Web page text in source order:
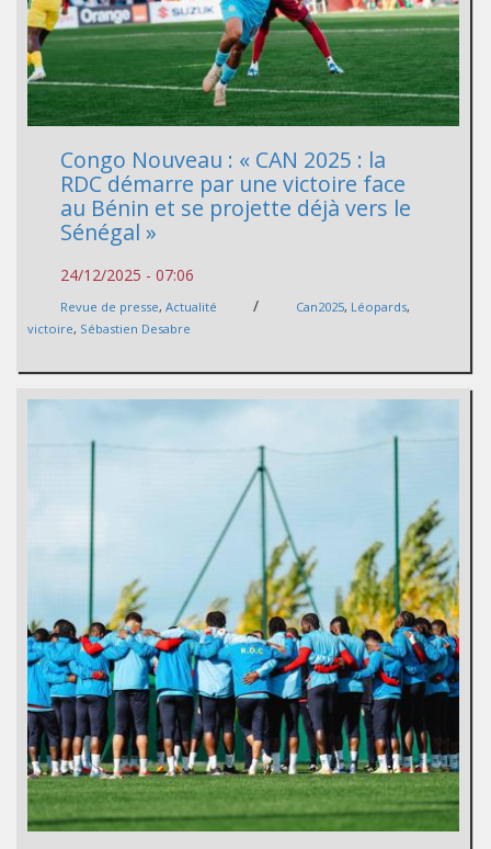
Congo Nouveau : « CAN 2025 : la
RDC démarre par une victoire face
au Bénin et se projette déjà vers le
Sénégal »
24/12/2025 - 07:06
Revue de presse, Actualité / Can2025, Léopards,
victoire, Sébastien Desabre